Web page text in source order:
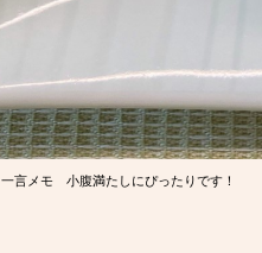
一言メモ 小腹満たしにぴったりです！